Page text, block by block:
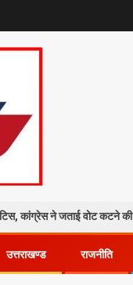
वोट कटने की आशंका
उत्तराखण्ड राजनीति